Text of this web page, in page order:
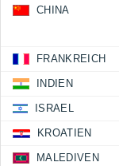
CHINA
FRANKREICH
INDIEN
ISRAEL
KROATIEN
MALEDIVEN